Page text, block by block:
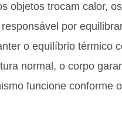
objetos trocam calor,
por
o equilíbrio térmico
normal, o corpo
funcione conforme